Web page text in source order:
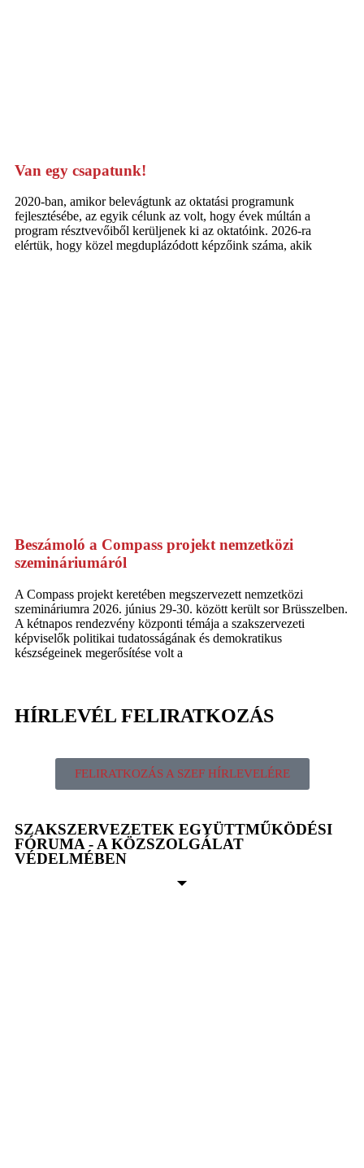
Van egy csapatunk!
2020-ban, amikor belevágtunk az oktatási programunk
fejlesztésébe, az egyik célunk az volt, hogy évek múltán a
program résztvevőiből kerüljenek ki az oktatóink. 2026-ra
elértük, hogy közel megduplázódott képzőink száma, akik
Beszámoló a Compass projekt nemzetközi
szemináriumáról
A Compass projekt keretében megszervezett nemzetközi
szemináriumra 2026. június 29-30. között került sor Brüsszelben.
A kétnapos rendezvény központi témája a szakszervezeti
képviselők politikai tudatosságának és demokratikus
készségeinek megerősítése volt a
HÍRLEVÉL FELIRATKOZÁS
FELIRATKOZÁS A SZEF HÍRLEVELÉRE
SZAKSZERVEZETEK EGYÜTTMŰKÖDÉSI
FÓRUMA - A KÖZSZOLGÁLAT
VÉDELMÉBEN